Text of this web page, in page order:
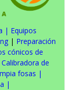
| Equipos
| Preparación
cónicos de
Calibradora de
fosas |
|